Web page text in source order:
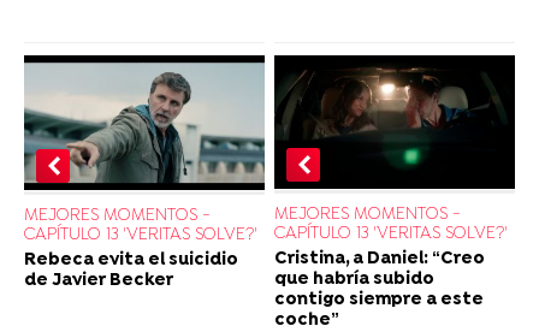
MEJORES MOMENTOS -
CAPÍTULO 13 'VERITAS SOLVE?'
Rebeca evita el suicidio
de Javier Becker
MEJORES MOMENTOS -
CAPÍTULO 13 'VERITAS SOLVE?'
Cristina, a Daniel: “Creo
que habría subido
contigo siempre a este
coche”